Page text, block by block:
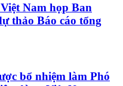
Nam họp Ban
thảo Báo cáo tổng
bổ nhiệm làm Phó